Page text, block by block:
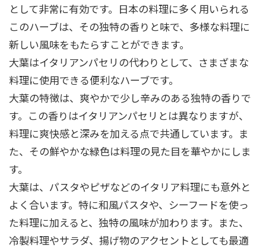
として非常に有効です。日本の料理に多く用いられる
このハーブは、その独特の香りと味で、多様な料理に
新しい風味をもたらすことができます。
大葉はイタリアンパセリの代わりとして、さまざまな
料理に使用できる便利なハーブです。
大葉の特徴は、爽やかで少し辛みのある独特の香りで
す。この香りはイタリアンパセリとは異なりますが、
料理に爽快感と深みを加える点で共通しています。ま
た、その鮮やかな緑色は料理の見た目を華やかにしま
す。
大葉は、パスタやピザなどのイタリア料理にも意外と
よく合います。特に和風パスタや、シーフードを使っ
た料理に加えると、独特の風味が加わります。また、
冷製料理やサラダ、揚げ物のアクセントとしても最適